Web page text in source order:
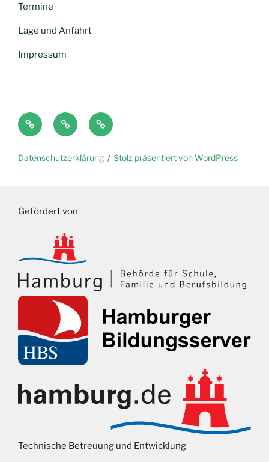
Termine
Lage und Anfahrt
Impressum
Anton Antolin LMS
Datenschutzerklärung Stolz präsentiert von WordPress
Gefördert von
Technische Betreuung und Entwicklung